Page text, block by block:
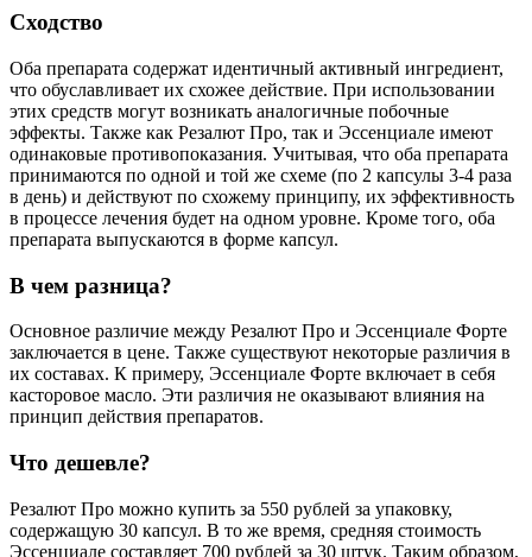
Сходство
Оба препарата содержат идентичный активный ингредиент,
что обуславливает их схожее действие. При использовании
этих средств могут возникать аналогичные побочные
эффекты. Также как Резалют Про, так и Эссенциале имеют
одинаковые противопоказания. Учитывая, что оба препарата
принимаются по одной и той же схеме (по 2 капсулы 3-4 раза
в день) и действуют по схожему принципу, их эффективность
в процессе лечения будет на одном уровне. Кроме того, оба
препарата выпускаются в форме капсул.
В чем разница?
Основное различие между Резалют Про и Эссенциале Форте
заключается в цене. Также существуют некоторые различия в
их составах. К примеру, Эссенциале Форте включает в себя
касторовое масло. Эти различия не оказывают влияния на
принцип действия препаратов.
Что дешевле?
Резалют Про можно купить за 550 рублей за упаковку,
содержащую 30 капсул. В то же время, средняя стоимость
Эссенциале составляет 700 рублей за 30 штук. Таким образом,